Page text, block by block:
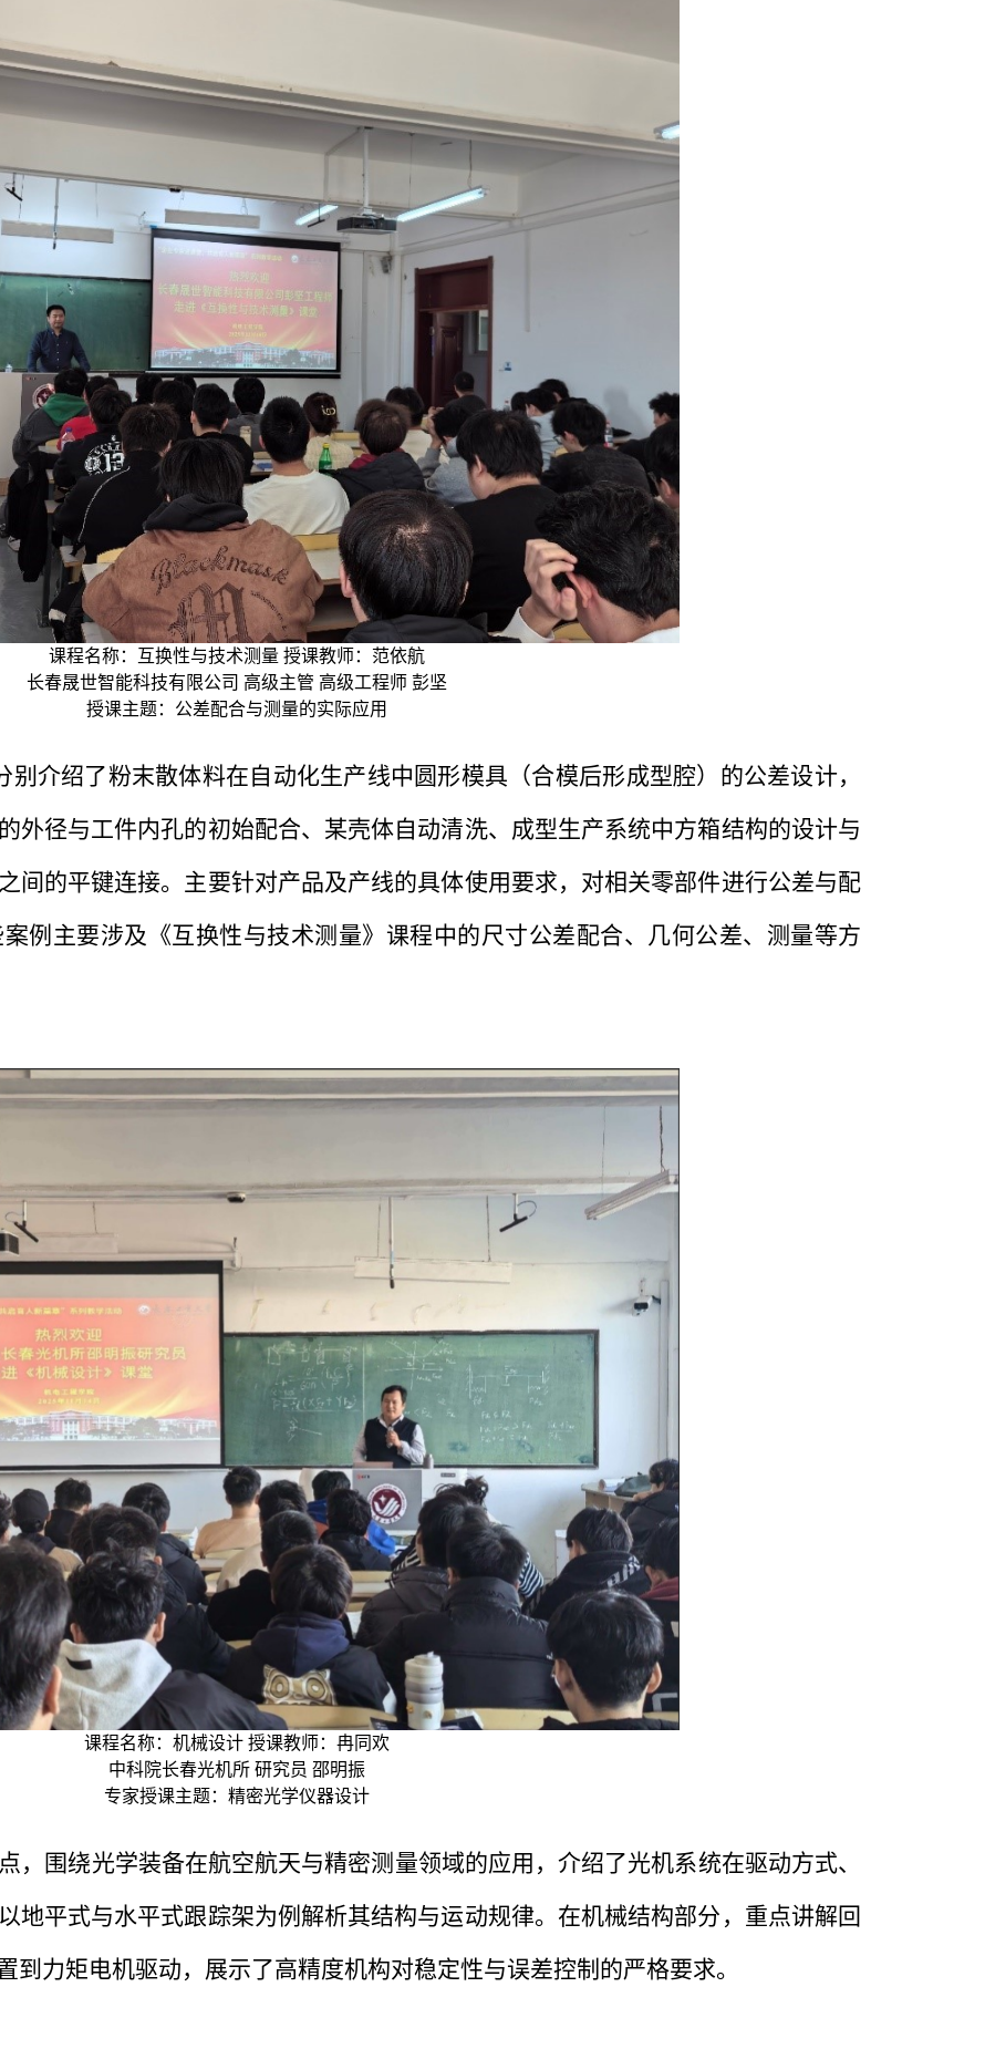
课程名称：互换性与技术测量 授课教师：范依航
长春晟世智能科技有限公司 高级主管 高级工程师 彭坚
授课主题：公差配合与测量的实际应用
介绍了粉末散体料在自动化生产线中圆形模具（合模后形成型腔）的公差设计，
外径与工件内孔的初始配合、某壳体自动清洗、成型生产系统中方箱结构的设计与
间的平键连接。主要针对产品及产线的具体使用要求，对相关零部件进行公差与配
例主要涉及《互换性与技术测量》课程中的尺寸公差配合、几何公差、测量等方
课程名称：机械设计 授课教师：冉同欢
中科院长春光机所 研究员 邵明振
专家授课主题：精密光学仪器设计
，围绕光学装备在航空航天与精密测量领域的应用，介绍了光机系统在驱动方式、
地平式与水平式跟踪架为例解析其结构与运动规律。在机械结构部分，重点讲解回
力矩电机驱动，展示了高精度机构对稳定性与误差控制的严格要求。